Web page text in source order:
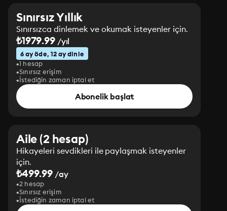
Sınırsız Yıllık
Sınırsızca dinlemek ve okumak isteyenler için.
₺1979.99/yıl
6 ay öde, 12 ay dinle
1 hesap
Sınırsız erişim
İstediğin zaman iptal et
Abonelik başlat
Aile (2 hesap)
Hikayeleri sevdikleri ile paylaşmak isteyenler
için.
₺499.99 /ay
2 hesap
Sınırsız erişim
İstediğin zaman iptal et